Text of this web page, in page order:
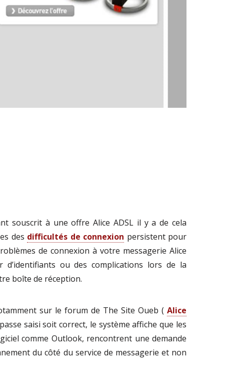
souscrit à une offre Alice ADSL il y a de cela
des difficultés de connexion persistent pour
de connexion à votre messagerie Alice
ou des complications lors de la
boîte de réception.
sur le forum de The Site Oueb ( Alice
saisi soit correct, le système affiche que les
comme Outlook, rencontrent une demande
du côté du service de messagerie et non